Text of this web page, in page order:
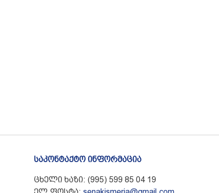
საკონტაქტო ინფორმაცია
ცხელი ხაზი: (995) 599 85 04 19